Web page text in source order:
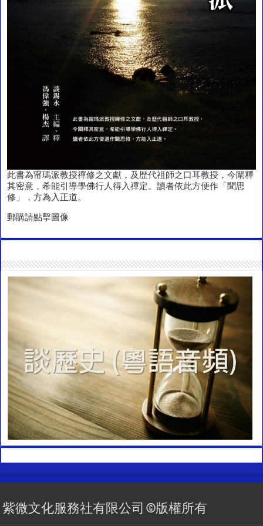
此書為甯瑪派教授禪修之文獻，及歴代祖師之口耳教授，今闡釋
其密意，希能引導學佛行人得入禪定。讀者依此方便作「聞思
修」，方為入正道。
郵購請點擊圖像
紫微文化服務社有限公司 ©版權所有